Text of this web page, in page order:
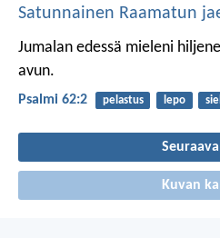
Satunnainen Raamatun
Jumalan edessä mieleni
avun.
Psalmi 62:2 pelastus lepo
Kuvan